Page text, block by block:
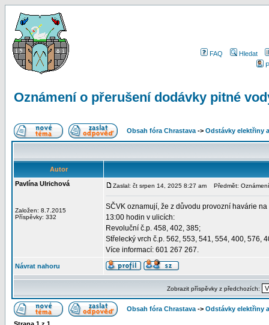
FAQ
Hledat
Oznámení o přerušení dodávky pitné
Obsah fóra Chrastava -> Odstávky elektřiny
Autor
Pavlína Ulrichová
Založen: 8.7.2015
Příspěvky: 332
Zaslal: čt srpen 14, 2025 8:27 am Předmět:
SČVK oznamují, že z důvodu provozní havárie
13:00 hodin v ulicích:
Revoluční č.p. 458, 402, 385;
Střelecký vrch č.p. 562, 553, 541, 554, 400, 576,
Více informací: 601 267 267.
Návrat nahoru
Zobrazit příspěvky z předchozích:
Obsah fóra Chrastava -> Odstávky elektřiny